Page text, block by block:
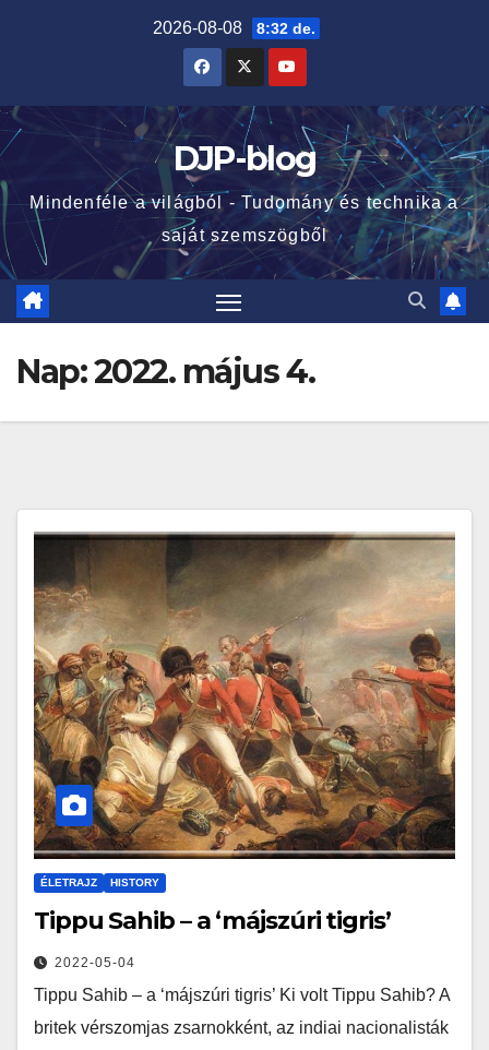
2026-08-08 8:32 de.
DJP-blog
Mindenféle a világból - Tudomány és technika a
saját szemszögből
Nap:2022. május 4.
ÉLETRAJZ HISTORY
Tippu Sahib – a ‘májszúri tigris’
2022-05-04
Tippu Sahib – a ‘májszúri tigris’ Ki volt Tippu Sahib? A
britek vérszomjas zsarnokként, az indiai nacionalisták